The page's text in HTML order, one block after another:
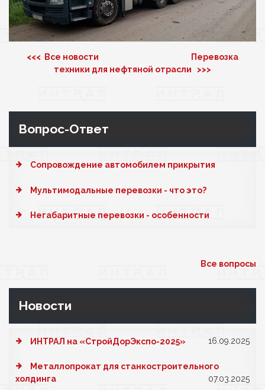
<<< Все новости
Перевозка
техники для нефтяной отрасли >>>
Вопрос-Ответ
Cопровождение автомобилем прикрытия
Мультимодальные перевозки - что это?
Негабаритные перевозки - особенности
Все вопросы
Новости
ИНТРАЛ на «СтройДорЭкспо-2025» 16.09.2025
Металлопрокат для станкостроительного
холдинга
07.03.2025